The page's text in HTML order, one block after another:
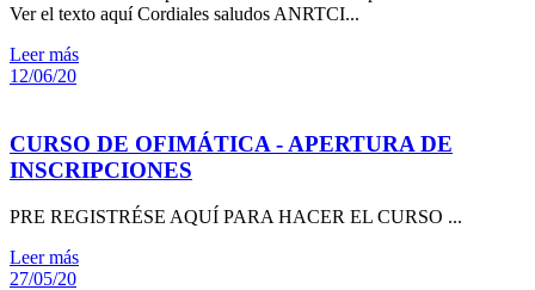
Ver el texto aquí Cordiales saludos ANRTCI...
Leer más
12/06/20
CURSO DE OFIMÁTICA - APERTURA DE
INSCRIPCIONES
PRE REGISTRÉSE AQUÍ PARA HACER EL CURSO ...
Leer más
27/05/20